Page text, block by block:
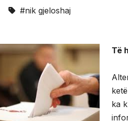
#nik gjeloshaj
Të
ka